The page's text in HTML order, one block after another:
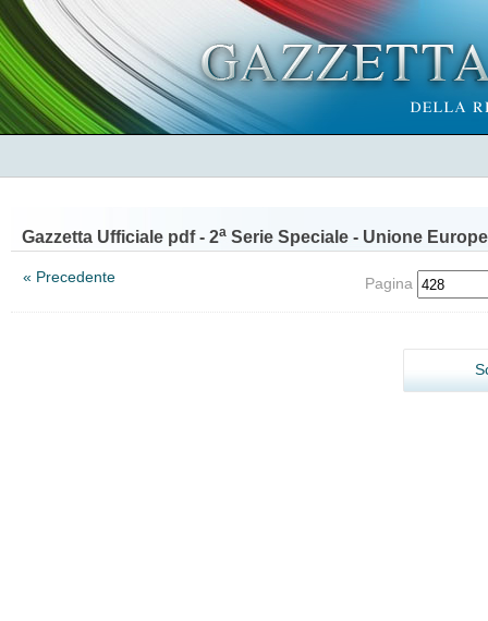
Gazzetta Ufficiale pdf - 2a Serie Speciale - Unione
« Precedente Pagina